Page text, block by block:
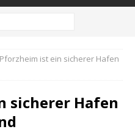
ist ein sicherer Hafen
sicherer Hafen